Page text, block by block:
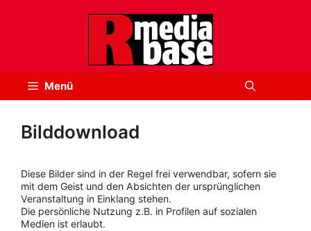
Menü
Bilddownload
Diese Bilder sind in der Regel frei verwendbar, sofern sie
mit dem Geist und den Absichten der ursprünglichen
Veranstaltung in Einklang stehen.
Die persönliche Nutzung z.B. in Profilen auf sozialen
Medien ist erlaubt.